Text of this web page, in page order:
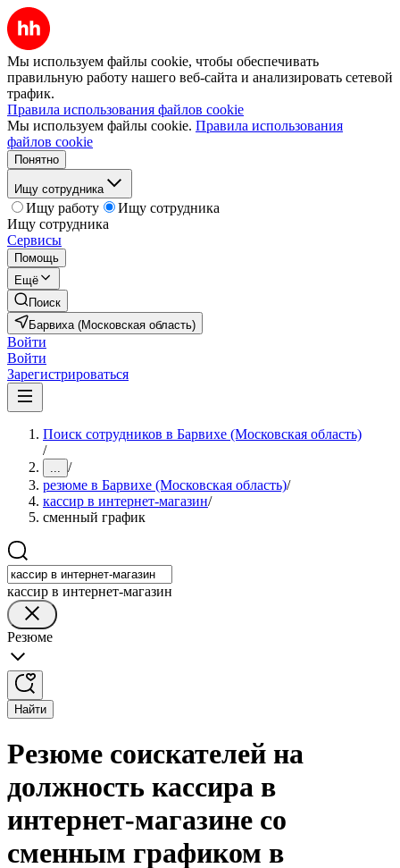
Мы используем файлы cookie, чтобы обеспечивать
правильную работу нашего веб-сайта и анализировать сетевой
трафик.
Правила использования файлов cookie
Мы используем файлы cookie. Правила использования
файлов cookie
Понятно
Ищу сотрудника
Ищу работу
Ищу сотрудника
Ищу сотрудника
Сервисы
Помощь
Ещё
Поиск
Барвиха (Московская область)
Войти
Войти
Зарегистрироваться
Поиск сотрудников в Барвихе (Московская область)
/
... /
резюме в Барвихе (Московская область)/
кассир в интернет-магазин/
сменный график
кассир в интернет-магазин
Резюме
Найти
Резюме соискателей на
должность кассира в
интернет-магазине со
сменным графиком в